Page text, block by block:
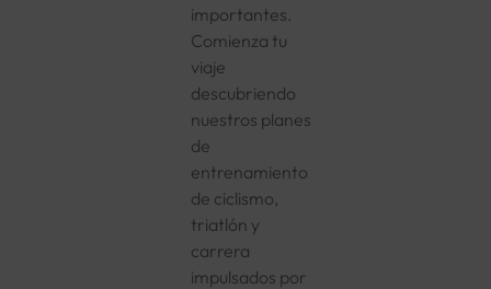
importantes.
Comienza tu
viaje
descubriendo
nuestros planes
de
entrenamiento
de ciclismo,
triatlón y
carrera
impulsados por